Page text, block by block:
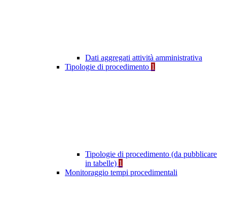
Dati aggregati attività amministrativa
Tipologie di procedimento 1
Tipologie di procedimento (da pubblicare
in tabelle) 1
Monitoraggio tempi procedimentali